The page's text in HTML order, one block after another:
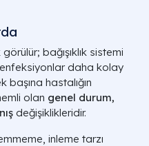
görülür; bağışıklık sistemi
daha kolay
hastalığın
olan genel durum,
değişiklikleridir.
inleme tarzı